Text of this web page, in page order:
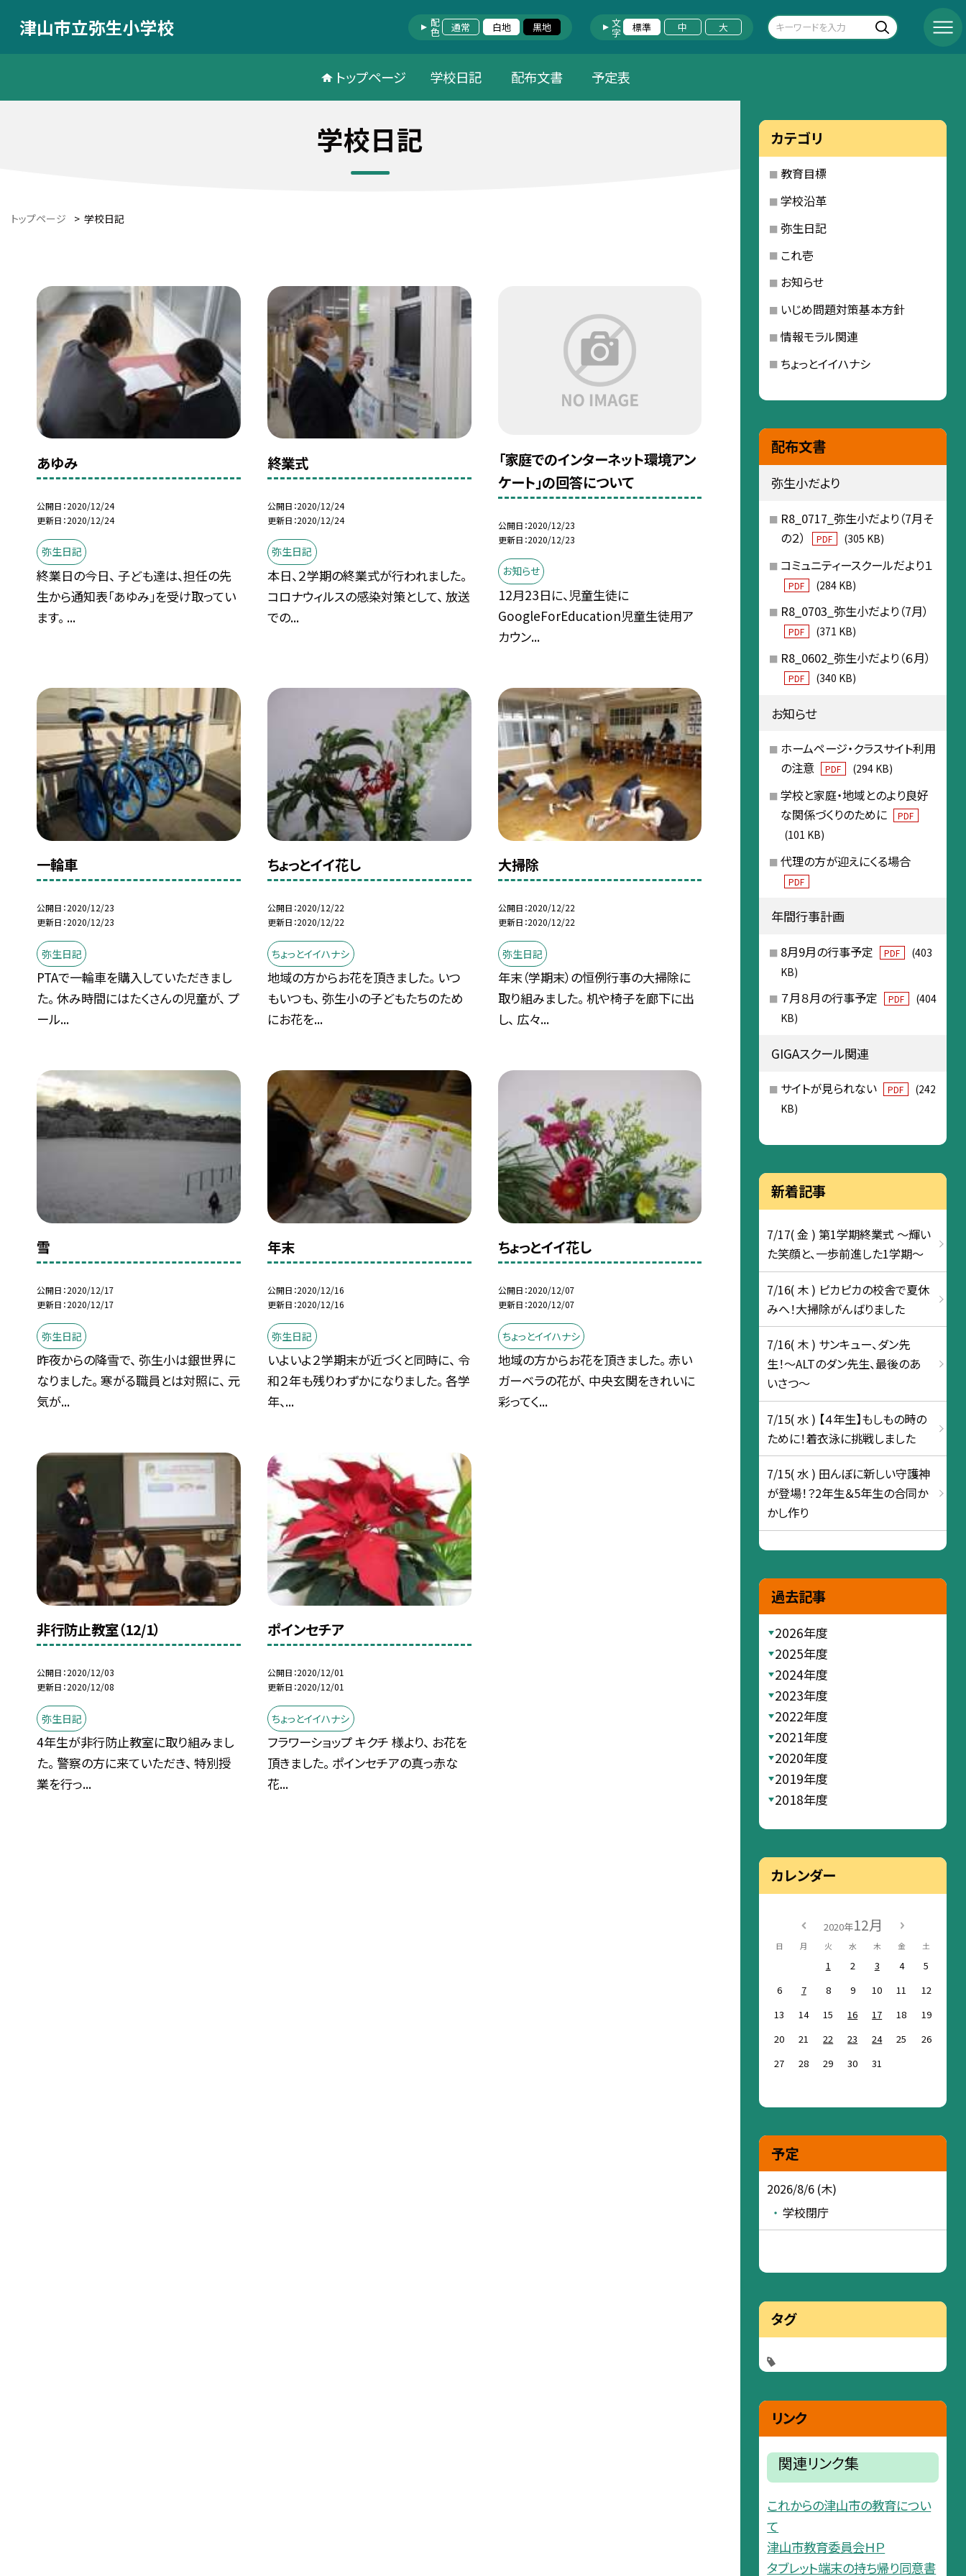
津山市立弥生小学校 配色 通常 白地 黒地 文字 標準 中 大
トップページ 学校日記 配布文書 予定表
学校日記
トップページ > 学校日記
あゆみ
公開日 2020/12/24
更新日 2020/12/24
弥生日記
終業日の今日、 子ども達は、担任の先
生から通知表「あゆみ」を受け取ってい
ます。 ...
終業式
公開日 2020/12/24
更新日 2020/12/24
弥生日記
本日、２学期の終業式が行われました。
コロナウィルスの感染対策として、 放送
での...
「家庭でのインターネット環境アン
ケート」の回答について
公開日 2020/12/23
更新日 2020/12/23
お知らせ
12月23日に、児童生徒に
GoogleForEducation児童生徒用ア
カウン...
一輪車
公開日 2020/12/23
更新日 2020/12/23
弥生日記
PTAで一輪車を購入していただきまし
た。 休み時間にはたくさんの児童が、 プ
ール...
ちょっとイイ花し
公開日 2020/12/22
更新日 2020/12/22
ちょっとイイハナシ
地域の方からお花を頂きました。 いつ
もいつも、 弥生小の子どもたちのため
にお花を...
大掃除
公開日 2020/12/22
更新日 2020/12/22
弥生日記
年末（学期末）の恒例行事の大掃除に
取り組みました。 机や椅子を廊下に出
し、 広々...
雪
公開日 2020/12/17
更新日 2020/12/17
弥生日記
昨夜からの降雪で、 弥生小は銀世界に
なりました。 寒がる職員とは対照に、 元
気が...
年末
公開日 2020/12/16
更新日 2020/12/16
弥生日記
いよいよ２学期末が近づくと同時に、 令
和２年も残りわずかになりました。 各学
年、...
ちょっとイイ花し
公開日 2020/12/07
更新日 2020/12/07
ちょっとイイハナシ
地域の方からお花を頂きました。 赤い
ガーベラの花が、 中央玄関をきれいに
彩ってく...
非行防止教室（12/1）
公開日 2020/12/03
更新日 2020/12/08
弥生日記
4年生が非行防止教室に取り組みまし
た。 警察の方に来ていただき、 特別授
業を行っ...
ポインセチア
公開日 2020/12/01
更新日 2020/12/01
ちょっとイイハナシ
フラワーショップ キクチ 様より、 お花を
頂きました。 ポインセチアの真っ赤な
花...
カテゴリ
教育目標
学校沿革
弥生日記
これ壱
お知らせ
いじめ問題対策基本方針
情報モラル関連
ちょっとイイハナシ
配布文書
弥生小だより
R8_0717_弥生小だより（7月そ
の２）
PDF (305 KB)
コミュニティースクールだより１
PDF (284 KB)
R8_0703_弥生小だより（7月）
PDF (371 KB)
R8_0602_弥生小だより（６月）
PDF (340 KB)
お知らせ
ホームページ・クラスサイト利用
の注意
PDF (294 KB)
学校と家庭・地域とのより良好
な関係づくりのために
PDF
(101 KB)
代理の方が迎えにくる場合
PDF
年間行事計画
8月9月の行事予定 PDF
(403
KB)
７月８月の行事予定 PDF
(404
KB)
GIGAスクール関連
サイトが見られない PDF
(242
KB)
新着記事
7/17( 金 ) 第1学期終業式 ～輝い
た笑顔と、一歩前進した1学期～
7/16( 木 ) ピカピカの校舎で夏休
みへ！大掃除がんばりました
7/16( 木 ) サンキュー、ダン先
生！〜ALTのダン先生、最後のあ
いさつ〜
7/15( 水 ) 【４年生】もしもの時の
ために！着衣泳に挑戦しました
7/15( 水 ) 田んぼに新しい守護神
が登場！？2年生＆5年生の合同か
かし作り
過去記事
2026年度
2025年度
2024年度
2023年度
2022年度
2021年度
2020年度
2019年度
2018年度
カレンダー
2020年12月
日 月 火 水 木 金 土
1 2 3 4
5
6
7 8 9 10 11
12
13
14 15 16 17 18
19
20
21 22 23 24 25
26
27
28 29 30 31
予定
2026/8/6 (木)
学校閉庁
タグ
リンク
関連リンク集
これからの津山市の教育につい
て
津山市教育委員会ＨＰ
タブレット端末の持ち帰り同意書